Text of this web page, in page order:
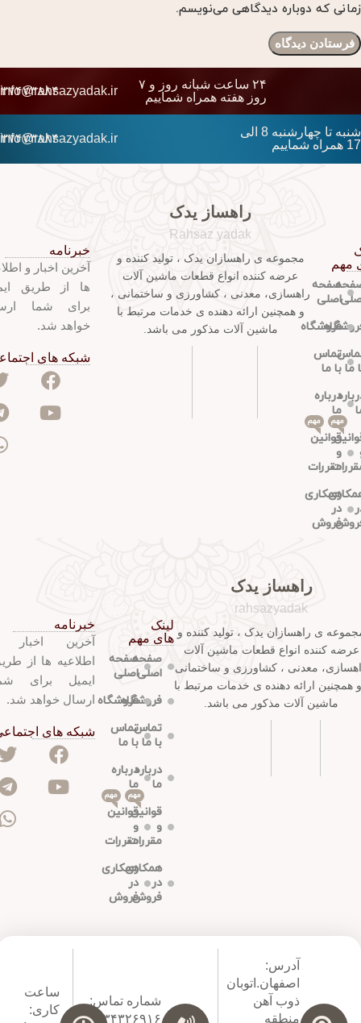
زمانی که دوباره دیدگاهی می‌نویسم.
۲۴ ساعت شبانه روز و ۷
روز هفته همراه شماییم
info@rahsazyadak.ir
شنبه تا چهارشنبه 8 الی
17 همراه شماییم
info@rahsazyadak.ir
مهم
ما
مهم
صفحه
اصلی
فروشگاه
تماس
با ما
درباره
ما
قوانین
و
مقررات
مهم
همکاری
در
فروش
راهساز یدک
Rahsaz yadak
مجموعه ی راهسازان یدک ، تولید کننده و
عرضه کننده انواع قطعات ماشین آلات
راهسازی، معدنی ، کشاورزی و ساختمانی ،
و همچنین ارائه دهنده ی خدمات مرتبط با
ماشین آلات مذکور می باشد.
خبرنامه
آخرین اخبار و
ها از طریق
برای شما
خواهد شد.
شبکه های
راهساز یدک
rahsazyadak
ی راهسازان یدک ، تولید کننده و
عرضه کننده انواع قطعات ماشین آلات
معدنی ، کشاورزی و ساختمانی
همچنین ارائه دهنده ی خدمات مرتبط با
ماشین آلات مذکور می باشد.
لینک
های مهم
صفحه
اصلی
فروشگاه
تماس
با ما
درباره
ما
قوانین
و
مقررات
مهم
همکاری
در
فروش
صفحه
اصلی
فروشگاه
تماس
با ما
درباره
ما
قوانین
و
مقررات
مهم
همکاری
در
فروش
خبرنامه
آخرین اخبار
اطلاعیه ها از
ایمیل برای
ارسال خواهد شد.
شبکه های
آدرس:
اصفهان.اتوبان
ذوب آهن
منطقه
شماره تماس:
۰۹۱۳۴۳۲۶۹۱۶
ساعت
کاری: